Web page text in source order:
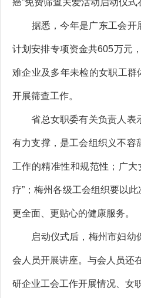
癌”免费筛查关爱活动启动仪
据悉，今年是广东工会开展
计划安排专项资金共605万元
难企业及多年未检的女职工
开展筛查工作。
省总女职委有关负责人表示
有力支撑，是工会组织义不容
工作的精准性和规范性；广
疗”；梅州各级工会组织要以
更全面、更贴心的健康服务。
启动仪式后，梅州市妇幼保
会人员开展讲座。与会人员还
研企业工会工作开展情况、女